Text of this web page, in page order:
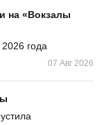
на «Вокзалы
года
07 Авг 2026